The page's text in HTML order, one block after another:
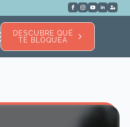
DESCUBRE QUÉ
TE BLOQUEA